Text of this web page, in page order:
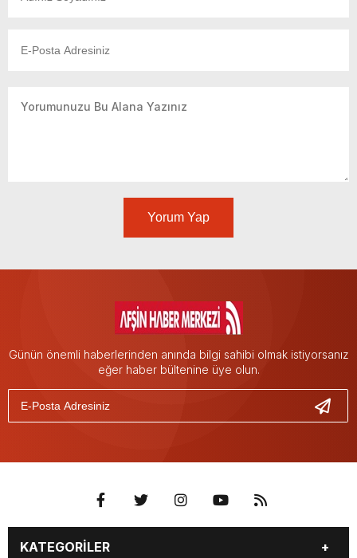
Yorum Yap
Günün önemli haberlerinden anında bilgi sahibi olmak istiyorsanız
eğer haber bültenine üye olun.
KATEGORİLER